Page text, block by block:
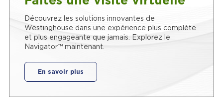
Découvrez les solutions innovantes de
Westinghouse dans une expérience plus complète
et plus engageante que jamais. Explorez le
Navigator™ maintenant.
En savoir plus